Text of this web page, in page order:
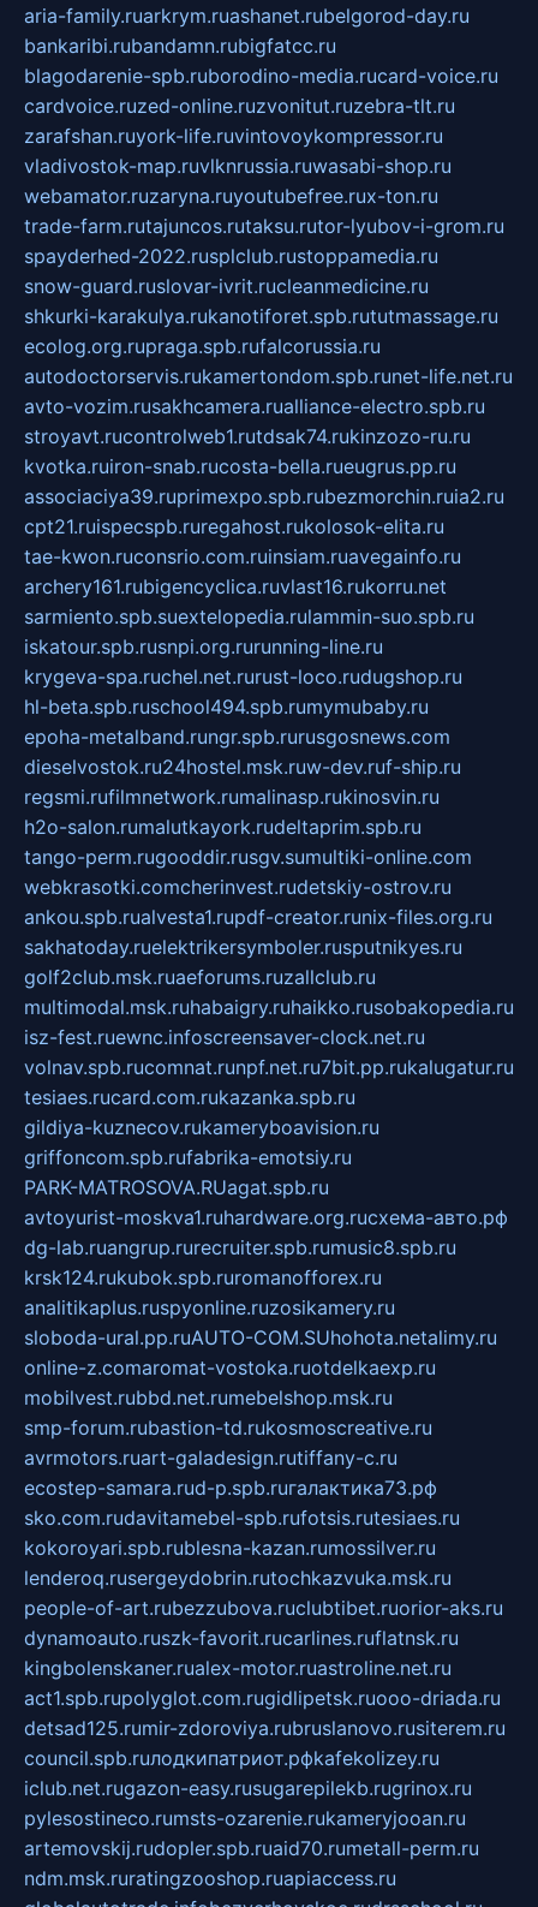
aria-family.ruarkrym.ruashanet.rubelgorod-day.ru
bankaribi.rubandamn.rubigfatcc.ru
blagodarenie-spb.ruborodino-media.rucard-voice.ru
cardvoice.ruzed-online.ruzvonitut.ruzebra-tlt.ru
zarafshan.ruyork-life.ruvintovoykompressor.ru
vladivostok-map.ruvlknrussia.ruwasabi-shop.ru
webamator.ruzaryna.ruyoutubefree.rux-ton.ru
trade-farm.rutajuncos.rutaksu.rutor-lyubov-i-grom.ru
spayderhed-2022.rusplclub.rustoppamedia.ru
snow-guard.ruslovar-ivrit.rucleanmedicine.ru
shkurki-karakulya.rukanotiforet.spb.rututmassage.ru
ecolog.org.rupraga.spb.rufalcorussia.ru
autodoctorservis.rukamertondom.spb.runet-life.net.ru
avto-vozim.rusakhcamera.rualliance-electro.spb.ru
stroyavt.rucontrolweb1.rutdsak74.rukinzozo-ru.ru
kvotka.ruiron-snab.rucosta-bella.rueugrus.pp.ru
associaciya39.ruprimexpo.spb.rubezmorchin.ruia2.ru
cpt21.ruispecspb.ruregahost.rukolosok-elita.ru
tae-kwon.ruconsrio.com.ruinsiam.ruavegainfo.ru
archery161.rubigencyclica.ruvlast16.rukorru.net
sarmiento.spb.suextelopedia.rulammin-suo.spb.ru
iskatour.spb.rusnpi.org.rurunning-line.ru
krygeva-spa.ruchel.net.rurust-loco.rudugshop.ru
hl-beta.spb.ruschool494.spb.rumymubaby.ru
epoha-metalband.rungr.spb.rurusgosnews.com
dieselvostok.ru24hostel.msk.ruw-dev.ruf-ship.ru
regsmi.rufilmnetwork.rumalinasp.rukinosvin.ru
h2o-salon.rumalutkayork.rudeltaprim.spb.ru
tango-perm.rugooddir.rusgv.sumultiki-online.com
webkrasotki.comcherinvest.rudetskiy-ostrov.ru
ankou.spb.rualvesta1.rupdf-creator.runix-files.org.ru
sakhatoday.ruelektrikersymboler.rusputnikyes.ru
golf2club.msk.ruaeforums.ruzallclub.ru
multimodal.msk.ruhabaigry.ruhaikko.rusobakopedia.ru
isz-fest.ruewnc.infoscreensaver-clock.net.ru
volnav.spb.rucomnat.runpf.net.ru7bit.pp.rukalugatur.ru
tesiaes.rucard.com.rukazanka.spb.ru
gildiya-kuznecov.rukameryboavision.ru
griffoncom.spb.rufabrika-emotsiy.ru
PARK-MATROSOVA.RUagat.spb.ru
avtoyurist-moskva1.ruhardware.org.ruсхема-авто.рф
dg-lab.ruangrup.rurecruiter.spb.rumusic8.spb.ru
krsk124.rukubok.spb.ruromanofforex.ru
analitikaplus.ruspyonline.ruzosikamery.ru
sloboda-ural.pp.ruAUTO-COM.SUhohota.netalimy.ru
online-z.comaromat-vostoka.ruotdelkaexp.ru
mobilvest.rubbd.net.rumebelshop.msk.ru
smp-forum.rubastion-td.rukosmoscreative.ru
avrmotors.ruart-galadesign.rutiffany-c.ru
ecostep-samara.rud-p.spb.ruгалактика73.рф
sko.com.rudavitamebel-spb.rufotsis.rutesiaes.ru
kokoroyari.spb.rublesna-kazan.rumossilver.ru
lenderoq.rusergeydobrin.rutochkazvuka.msk.ru
people-of-art.rubezzubova.ruclubtibet.ruorior-aks.ru
dynamoauto.ruszk-favorit.rucarlines.ruflatnsk.ru
kingbolenskaner.rualex-motor.ruastroline.net.ru
act1.spb.rupolyglot.com.rugidlipetsk.ruooo-driada.ru
detsad125.rumir-zdoroviya.rubruslanovo.rusiterem.ru
council.spb.ruлодкипатриот.рфkafekolizey.ru
iclub.net.rugazon-easy.rusugarepilekb.rugrinox.ru
pylesostineco.rumsts-ozarenie.rukameryjooan.ru
artemovskij.rudopler.spb.ruaid70.rumetall-perm.ru
ndm.msk.ruratingzooshop.ruapiaccess.ru